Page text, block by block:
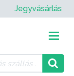
Jegyvásárlás